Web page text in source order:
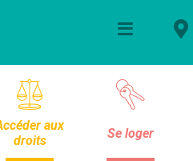
aux
droits
Se loger